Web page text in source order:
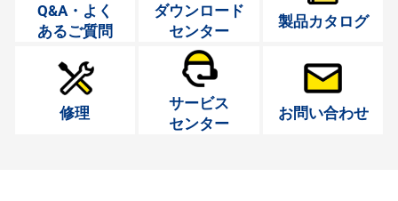
Q&A・よく
あるご質問
ダウンロード
センター
製品カタログ
修理
サービス
センター
お問い合わせ